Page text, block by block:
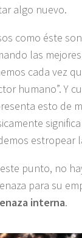
algo nuevo.
como éste
las
cada vez
humano”. Y
esto de
estropear
punto, no
para su
interna.